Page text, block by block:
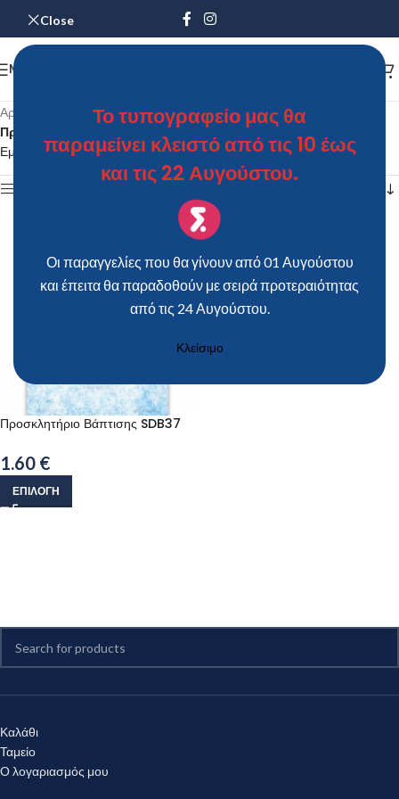
Close
Το τυπογραφείο μας θα
παραμείνει κλειστό από τις 10 έως
και τις 22 Αυγούστου.
Οι παραγγελίες που θα γίνουν από 01 Αυγούστου
και έπειτα θα παραδοθούν με σειρά προτεραιότητας
από τις 24 Αυγούστου.
Κλείσιμο
MENU
Αρχική σελίδα
Προϊόντα με ετικέτα “Προσκλητήριο Βάπτισης SDB37”
Εμφάνιση του μοναδικού αποτελέσματος
Προσκλητήριο Βάπτισης SDB37
1.60 €
ΕΠΙΛΟΓΉ
Καλάθι
Ταμείο
Ο λογαριασμός μου